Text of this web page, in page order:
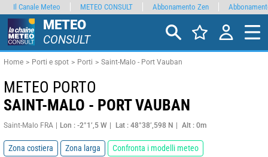
METEO
CONSULT
Home Porti e spot Porti Saint-Malo - Port Vauban
METEO PORTO
SAINT-MALO - PORT VAUBAN
Saint-Malo FRA Lon : -2°1’,5 W Lat : 48°38’,598 N Alt : 0m
Zona costiera Zona larga Confronta i modelli meteo
Il Canale Meteo METEO CONSULT Abbonamento Zen